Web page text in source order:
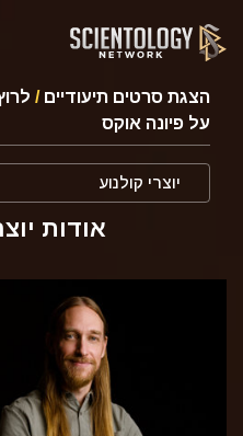
הצגת סרטים תיעודיים/
על פיונה אוקס
יוצרי קולנוע
אודות